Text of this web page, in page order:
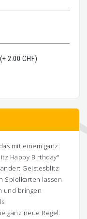
2.00 CHF)
mit einem ganz
Happy Birthday"
Geistesblitz
Spielkarten lassen
und bringen
ganz neue Regel: